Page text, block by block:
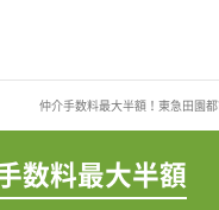
仲介手数料最大半額！東急田園
数料最大半額